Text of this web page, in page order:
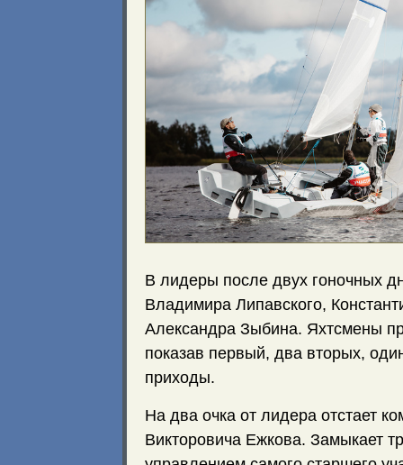
В лидеры после двух гоночных
Владимира Липавского,
Александра Зыбина. Яхтсмены
показав первый, два вторых,
приходы.
На два очка от лидера отстает
Викторовича Ежкова. Замыкает